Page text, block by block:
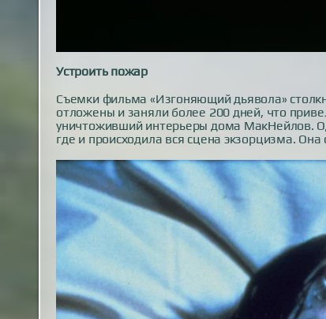
Устроить пожар
Съемки фильма «Изгоняющий дьявола»
отложены и заняли более 200 дней, что
уничтоживший интерьеры дома МакНейлов.
где и происходила вся сцена экзорцизма.